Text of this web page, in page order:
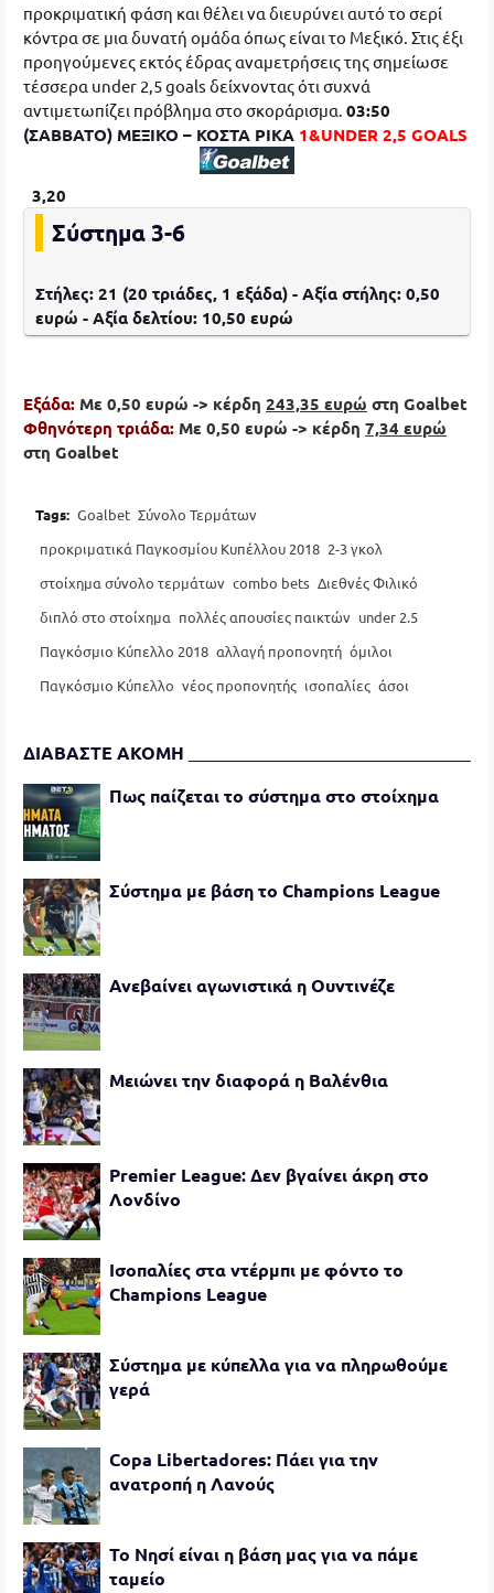
προκριματική φάση και θέλει να διευρύνει αυτό το σερί
κόντρα σε μια δυνατή ομάδα όπως είναι το Μεξικό. Στις έξι
προηγούμενες εκτός έδρας αναμετρήσεις της σημείωσε
τέσσερα under 2,5 goals δείχνοντας ότι συχνά
αντιμετωπίζει πρόβλημα στο σκοράρισμα. 03:50
(ΣΑΒΒΑΤΟ) ΜΕΞΙΚΟ – ΚΟΣΤΑ ΡΙΚΑ 1&UNDER 2,5 GOALS
3,20
Σύστημα 3-6
Στήλες: 21 (20 τριάδες, 1 εξάδα) - Αξία στήλης: 0,50
ευρώ - Αξία δελτίου: 10,50 ευρώ
Εξάδα: Με 0,50 ευρώ -> κέρδη 243,35 ευρώ στη Goalbet
Φθηνότερη τριάδα: Με 0,50 ευρώ -> κέρδη 7,34 ευρώ
στη Goalbet
Tags: Goalbet Σύνολο Τερμάτων
προκριματικά Παγκοσμίου Κυπέλλου 2018 2-3 γκολ
στοίχημα σύνολο τερμάτων combo bets Διεθνές Φιλικό
διπλό στο στοίχημα πολλές απουσίες παικτών under 2.5
Παγκόσμιο Κύπελλο 2018 αλλαγή προπονητή όμιλοι
Παγκόσμιο Κύπελλο νέος προπονητής ισοπαλίες άσοι
ΔΙΑΒΑΣΤΕ ΑΚΟΜΗ
Πως παίζεται το σύστημα στο στοίχημα
Σύστημα με βάση το Champions League
Ανεβαίνει αγωνιστικά η Ουντινέζε
Μειώνει την διαφορά η Βαλένθια
Premier League: Δεν βγαίνει άκρη στο
Λονδίνο
Ισοπαλίες στα ντέρμπι με φόντο το
Champions League
Σύστημα με κύπελλα για να πληρωθούμε
γερά
Copa Libertadores: Πάει για την
ανατροπή η Λανούς
Το Νησί είναι η βάση μας για να πάμε
ταμείο